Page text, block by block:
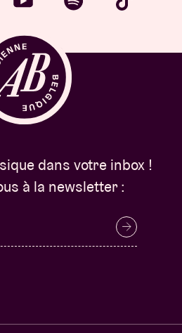
dans votre inbox !
à la newsletter :